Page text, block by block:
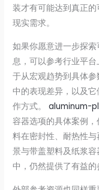
装才有可能达到真正
现实需求。
如果你愿意进一步探
息，可以参考行业平
于从宏观趋势到具体
中的表现差异，以及
作方式。aluminum-
容器选项的具体案例
料在密封性、耐热性
景与带盖塑料及纸浆
中，仍然提供了有益的